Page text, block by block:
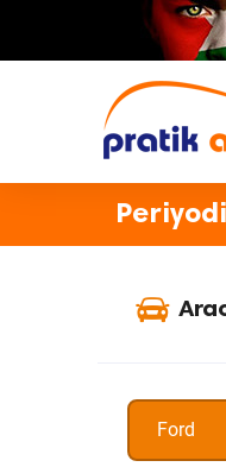
Ford